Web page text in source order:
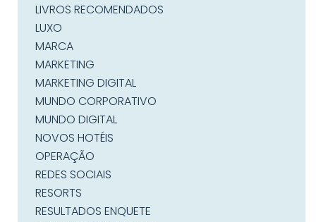
LIVROS RECOMENDADOS
LUXO
MARCA
MARKETING
MARKETING DIGITAL
MUNDO CORPORATIVO
MUNDO DIGITAL
NOVOS HOTÉIS
OPERAÇÃO
REDES SOCIAIS
RESORTS
RESULTADOS ENQUETE